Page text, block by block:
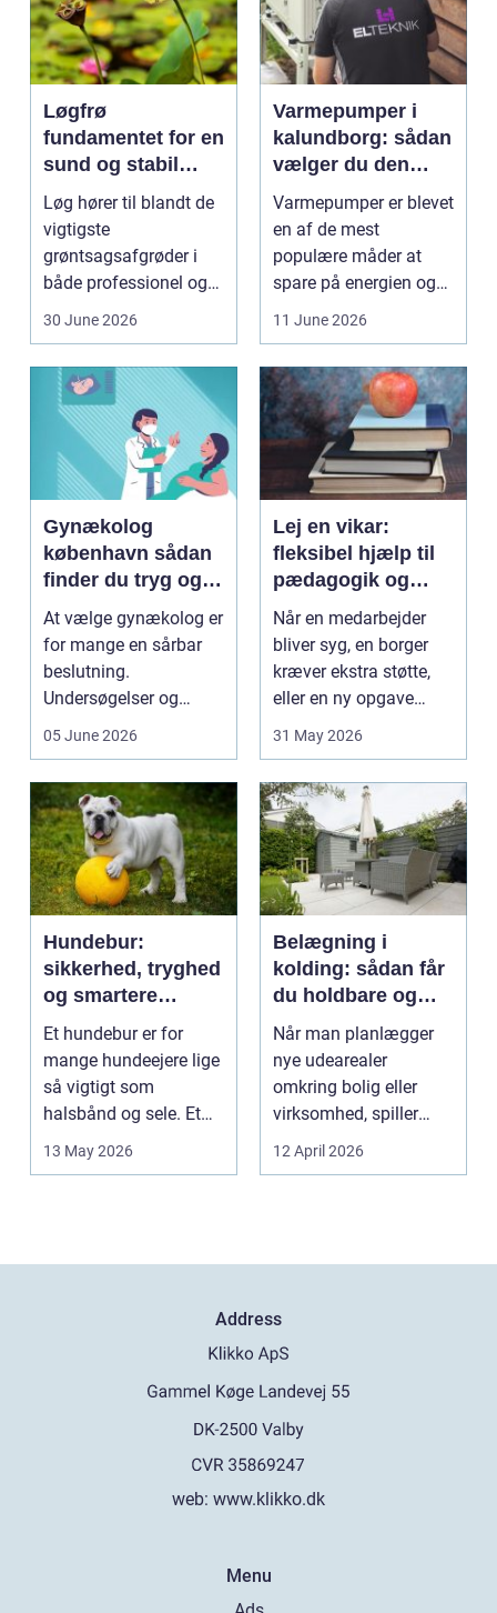
Løgfrø
fundamentet for en
sund og stabil
løgavl
Løg hører til blandt de
vigtigste
grøntsagsafgrøder i
både professionel og
30 June 2026
Varmepumper i
kalundborg: sådan
vælger du den
rigtige løsning
Varmepumper er blevet
en af de mest
populære måder at
spare på energien og
11 June 2026
Gynækolog
københavn sådan
finder du tryg og
professionel hjælp
At vælge gynækolog er
for mange en sårbar
beslutning.
Undersøgelser og
05 June 2026
Lej en vikar:
fleksibel hjælp til
pædagogik og
sundhed
Når en medarbejder
bliver syg, en borger
kræver ekstra støtte,
eller en ny opgave
31 May 2026
Hundebur:
sikkerhed, tryghed
og smartere
hverdag med hund
Et hundebur er for
mange hundeejere lige
så vigtigt som
halsbånd og sele. Et
13 May 2026
Belægning i
kolding: sådan får
du holdbare og
flotte udearealer
Når man planlægger
nye udearealer
omkring bolig eller
virksomhed, spiller
belægningen en helt
centra...
12 April 2026
Address
web: www.klikko.dk
Menu